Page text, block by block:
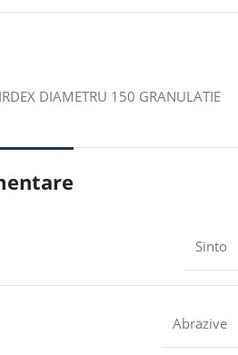
DIAMETRU 150 GRANULATIE
Sinto
Abrazive